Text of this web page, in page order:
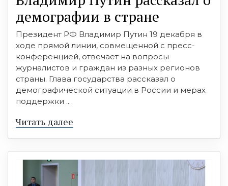
демографии в стране
Президент РФ Владимир Путин 19 декабря в
ходе прямой линии, совмещенной с пресс-
конференцией, отвечает на вопросы
журналистов и граждан из разных регионов
страны. Глава государства рассказал о
демографической ситуации в России и мерах
поддержки ...
Читать далее